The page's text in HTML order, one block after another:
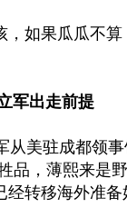
，如果瓜瓜不
军出走前提
从美驻成都领
品，薄熙来是
经转移海外准备